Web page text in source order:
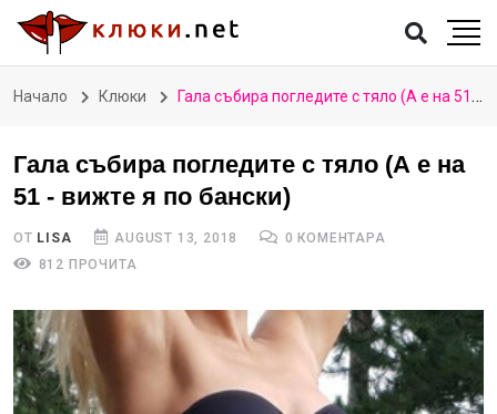
Начало Клюки Гала събира погледите с тяло (А е на 51 - вижте я по бански)
Гала събира погледите с тяло (А е на
51 - вижте я по бански)
ОТ LISA AUGUST 13, 2018
0 КОМЕНТАРА
812 ПРОЧИТА